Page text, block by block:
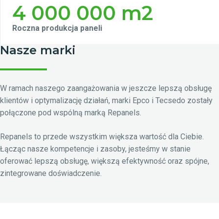
4 000 000 m2
Roczna produkcja paneli
Nasze marki
W ramach naszego zaangażowania w jeszcze lepszą obsługę
klientów i optymalizację działań, marki Epco i Tecsedo zostały
połączone pod wspólną marką Repanels.
Repanels to przede wszystkim większa wartość dla Ciebie.
Łącząc nasze kompetencje i zasoby, jesteśmy w stanie
oferować lepszą obsługę, większą efektywność oraz spójne,
zintegrowane doświadczenie.